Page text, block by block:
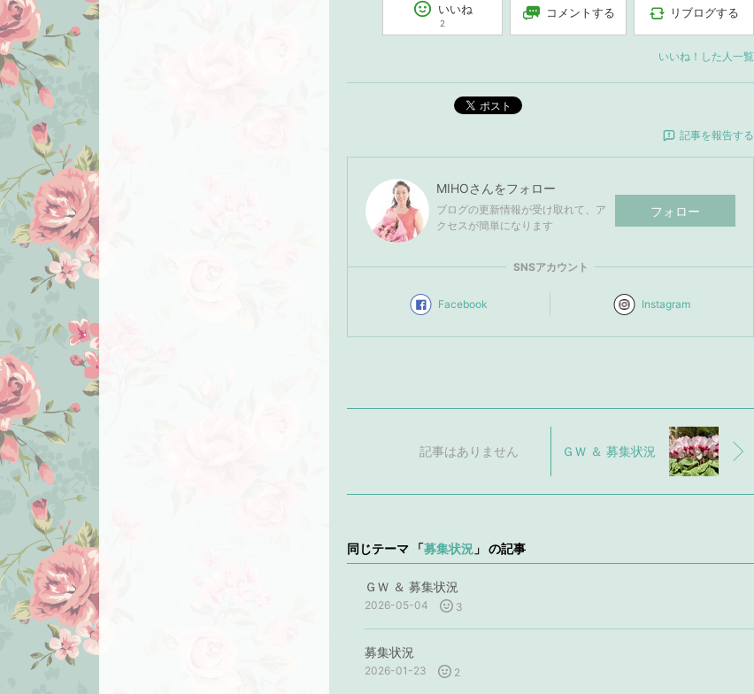
いいね
2
コメントする リブログする
いいね！した人一覧
ポスト
記事を報告する
MIHOさんをフォロー
ブログの更新情報が受け取れて、ア
クセスが簡単になります
フォロー
SNSアカウント
Facebook Instagram
記事はありません ＧＷ ＆ 募集状況
同じテーマ 「募集状況 」 の記事
ＧＷ ＆ 募集状況
2026-05-04 3
募集状況
2026-01-23 2